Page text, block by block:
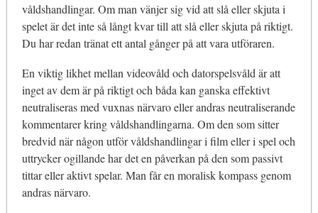
våldshandlingar. Om man vänjer sig vid att slå eller skjuta i
spelet är det inte så långt kvar till att slå eller skjuta på riktigt.
Du har redan tränat ett antal gånger på att vara utföraren.
En viktig likhet mellan videovåld och datorspelsvåld är att
inget av dem är på riktigt och båda kan ganska effektivt
neutraliseras med vuxnas närvaro eller andras neutraliserande
kommentarer kring våldshandlingarna. Om den som sitter
bredvid när någon utför våldshandlingar i film eller i spel och
uttrycker ogillande har det en påverkan på den som passivt
tittar eller aktivt spelar. Man får en moralisk kompass genom
andras närvaro.